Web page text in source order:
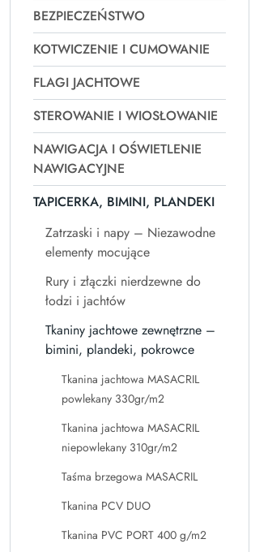
BEZPIECZEŃSTWO
KOTWICZENIE I CUMOWANIE
FLAGI JACHTOWE
STEROWANIE I WIOSŁOWANIE
NAWIGACJA I OŚWIETLENIE
NAWIGACYJNE
TAPICERKA, BIMINI, PLANDEKI
Zatrzaski i napy – Niezawodne
elementy mocujące
Rury i złączki nierdzewne do
łodzi i jachtów
Tkaniny jachtowe zewnętrzne –
bimini, plandeki, pokrowce
Tkanina jachtowa MASACRIL
powlekany 330gr/m2
Tkanina jachtowa MASACRIL
niepowlekany 310gr/m2
Taśma brzegowa MASACRIL
Tkanina PCV DUO
Tkanina PVC PORT 400 g/m2